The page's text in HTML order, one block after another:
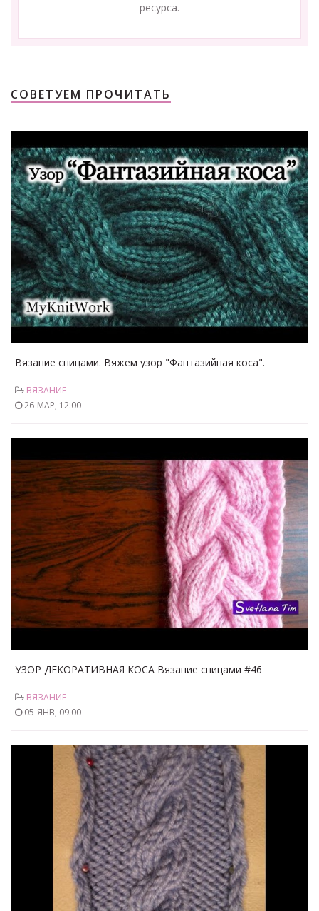
ресурса.
СОВЕТУЕМ ПРОЧИТАТЬ
Вязание спицами. Вяжем узор "Фантазийная коса".
ВЯЗАНИЕ
26-МАР, 12:00
УЗОР ДЕКОРАТИВНАЯ КОСА Вязание спицами #46
ВЯЗАНИЕ
05-ЯНВ, 09:00